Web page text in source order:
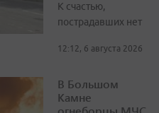
К счастью,
пострадавших нет
12:12, 6 августа 2026
В Большом
Камне